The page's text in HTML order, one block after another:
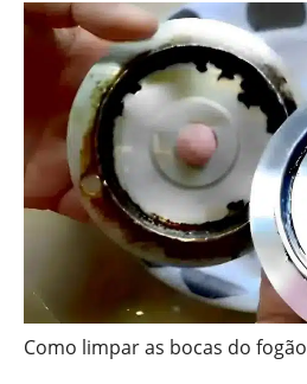
Como limpar as bocas do fogão